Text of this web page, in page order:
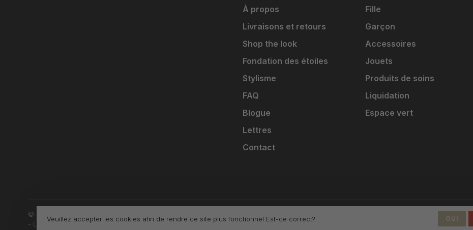
À propos
Livraisons et retours
Shop the look
Fondation des étoiles
Stylisme
FAQ
Blogue
Lettres
Contact
Fille
Garçon
Accessoires
Jouets
Produits de soins
Liquidation
Espace vert
© Copyright 2026 Boutique L'Enfantillon
- L'Enfantillon scores a 4.7 5 out of 142 évaluations atGoogle
Veuillez accepter les cookies afin de rendre ce site plus fonctionnel Est-ce correct? OUI